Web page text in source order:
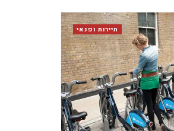
הקולינרית הגדולה…
תיירות ופנאי